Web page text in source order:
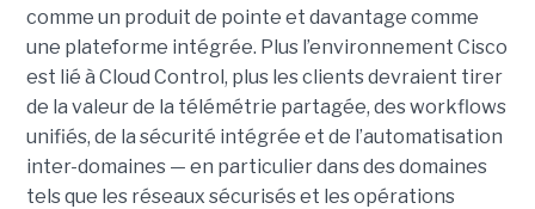
comme un produit de pointe et davantage comme
une plateforme intégrée. Plus l’environnement Cisco
est lié à Cloud Control, plus les clients devraient tirer
de la valeur de la télémétrie partagée, des workflows
unifiés, de la sécurité intégrée et de l’automatisation
inter-domaines — en particulier dans des domaines
tels que les réseaux sécurisés et les opérations